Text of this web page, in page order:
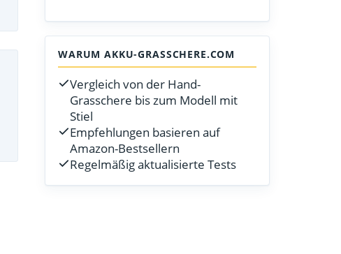
WARUM AKKU-GRASSCHERE.COM
Vergleich von der Hand-
Grasschere bis zum Modell mit
Stiel
Empfehlungen basieren auf
Amazon-Bestsellern
Regelmäßig aktualisierte Tests